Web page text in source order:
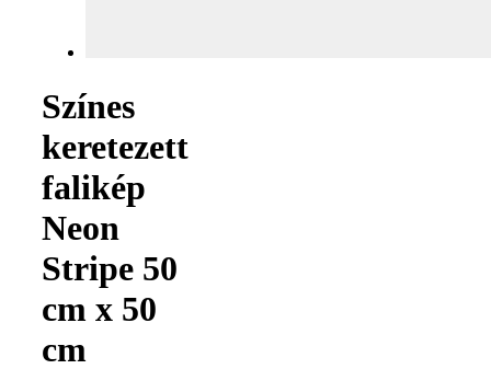
Színes
keretezett
falikép
Neon
Stripe 50
cm x 50
cm